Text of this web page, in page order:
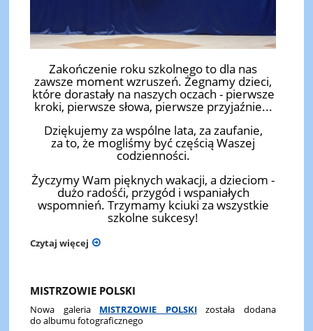
Zakończenie roku szkolnego to dla nas
zawsze moment wzruszeń. Żegnamy dzieci,
które dorastały na naszych oczach - pierwsze
kroki, pierwsze słowa, pierwsze przyjaźnie...
Dziękujemy za wspólne lata, za zaufanie,
za to, że mogliśmy być częścią Waszej
codzienności.
Życzymy Wam pięknych wakacji, a dzieciom -
dużo radośći, przygód i wspaniałych
wspomnień. Trzymamy kciuki za wszystkie
szkolne sukcesy!
Czytaj więcej
MISTRZOWIE POLSKI
Nowa galeria MISTRZOWIE POLSKIzostała dodana
do albumu fotograficznego